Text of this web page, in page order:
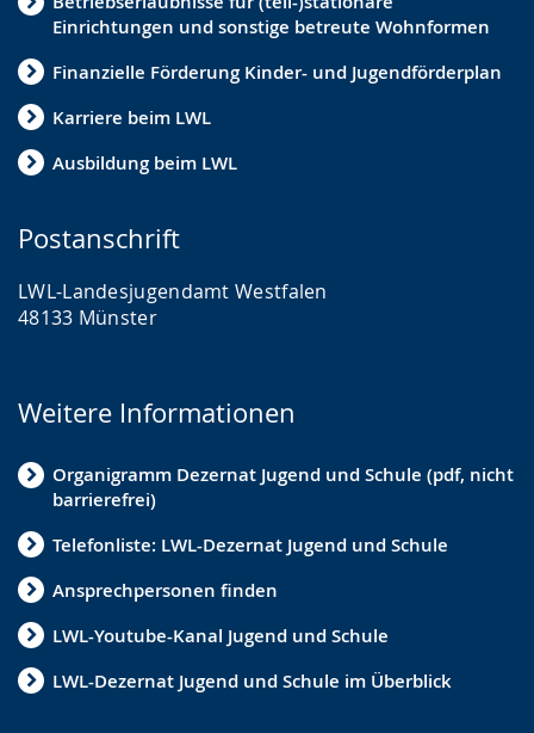
Einrichtungen und sonstige betreute Wohnformen
Finanzielle Förderung Kinder- und Jugendförderplan
Karriere beim LWL
Ausbildung beim LWL
Postanschrift
LWL-Landesjugendamt Westfalen
48133 Münster
Weitere Informationen
Organigramm Dezernat Jugend und Schule (pdf, nicht
barrierefrei)
Telefonliste: LWL-Dezernat Jugend und Schule
Ansprechpersonen finden
LWL-Youtube-Kanal Jugend und Schule
LWL-Dezernat Jugend und Schule im Überblick